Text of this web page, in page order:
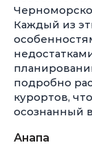
Каждый из
подробно
курортов,
осознанный
Анапа